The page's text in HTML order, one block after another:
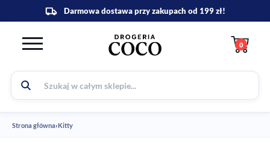
0
Strona główna›Kitty